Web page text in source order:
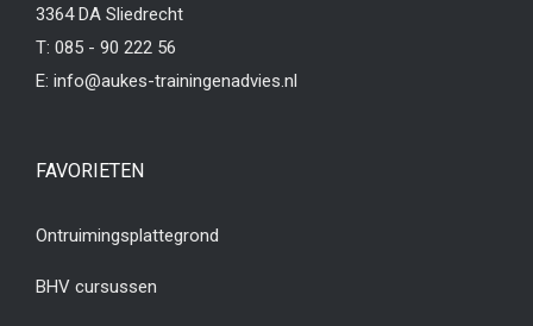
3364 DA Sliedrecht
T: 085 - 90 222 56
E: info@aukes-trainingenadvies.nl
FAVORIETEN
Ontruimingsplattegrond
BHV cursussen